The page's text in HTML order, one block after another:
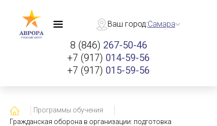
Ваш город:Самара
8 (846) 267-50-46
+7 (917) 014-59-56
+7 (917) 015-59-56
ГлавнаяПрограммы обучения
Гражданская оборона в организации: подготовка